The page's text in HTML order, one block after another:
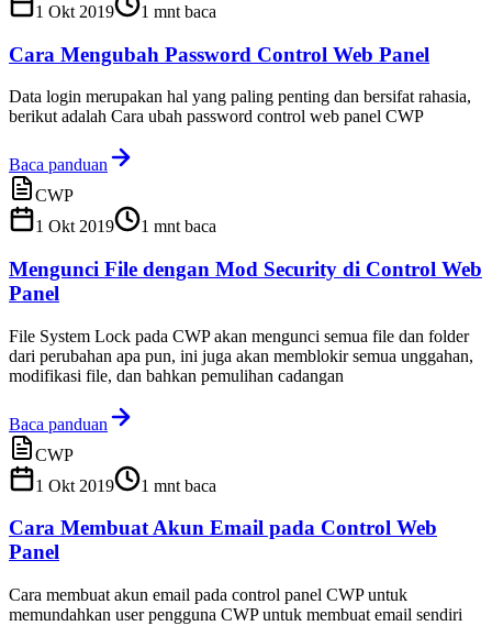
1 Okt 2019
1 mnt baca
Cara Mengubah Password Control Web Panel
Data login merupakan hal yang paling penting dan bersifat rahasia,
berikut adalah Cara ubah password control web panel CWP
Baca panduan
CWP
1 Okt 2019
1 mnt baca
Mengunci File dengan Mod Security di Control Web
Panel
File System Lock pada CWP akan mengunci semua file dan folder
dari perubahan apa pun, ini juga akan memblokir semua unggahan,
modifikasi file, dan bahkan pemulihan cadangan
Baca panduan
CWP
1 Okt 2019
1 mnt baca
Cara Membuat Akun Email pada Control Web
Panel
Cara membuat akun email pada control panel CWP untuk
memundahkan user pengguna CWP untuk membuat email sendiri